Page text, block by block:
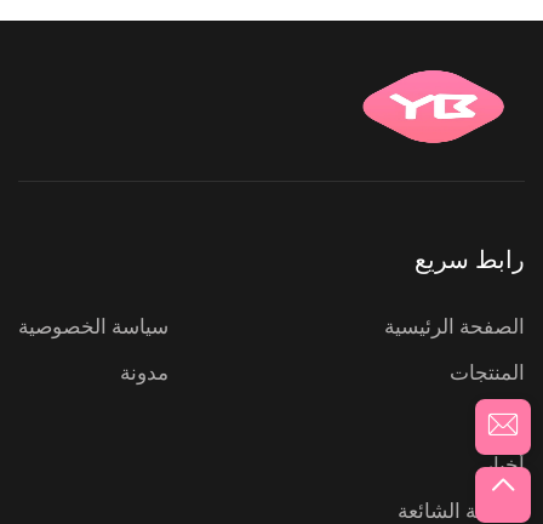
رابط سريع
الصفحة الرئيسية
المنتجات
عنّا
أخبار
الأسئلة الشائعة
سياسة الخصوصية
مدونة